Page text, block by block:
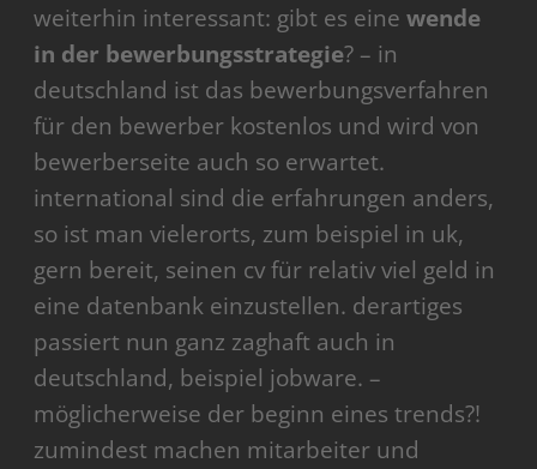
weiterhin interessant: gibt es einewende
in der bewerbungsstrategie? – in
deutschland ist das bewerbungsverfahren
für den bewerber kostenlos und wird von
bewerberseite auch so erwartet.
international sind die erfahrungen anders,
so ist man vielerorts, zum beispiel in uk,
gern bereit, seinen cv für relativ viel geld in
eine datenbank einzustellen. derartiges
passiert nun ganz zaghaft auch in
deutschland, beispiel jobware. –
möglicherweise der beginn eines trends?!
zumindest machen mitarbeiter und